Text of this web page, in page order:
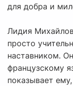
для добра и
Лидия
просто
наставником.
французскому
показывает